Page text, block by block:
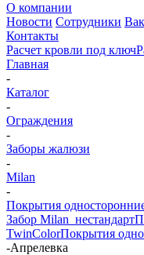
О компании
Новости Сотрудники
Контакты
Расчет кровли под ключ
Главная
-
Каталог
-
Ограждения
-
Заборы жалюзи
-
Milan
-
Покрытия
Забор Milan_нестандарт
TwinColorПокрытия
-Апрелевка